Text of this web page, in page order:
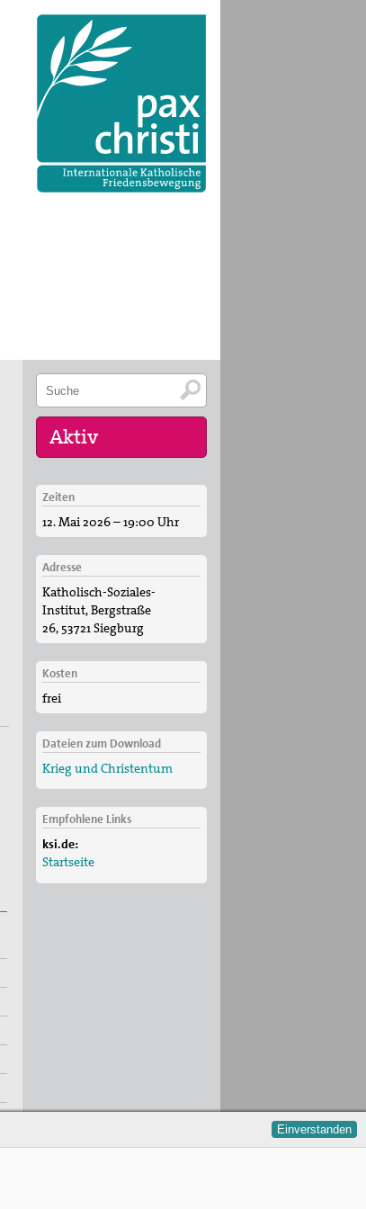
11. Aug 2026
Sommerferien-
Friedensliedersingen
29. Aug 2026
Fahradpilgertour 2026
29. Aug 2026
Fahrradpilgertour 2026
Zeiten
12. Mai 2026 – 19:00 Uhr
Adresse
Katholisch-Soziales-
Institut, Bergstraße
26, 53721 Siegburg
Kosten
frei
Dateien zum Download
Krieg und Christentum
Empfohlene Links
ksi.de:
Startseite
Einverstanden